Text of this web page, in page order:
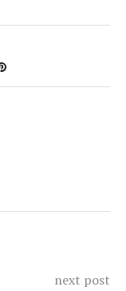
next post